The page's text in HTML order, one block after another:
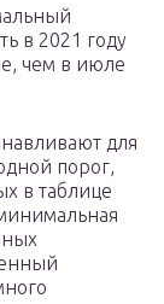
в 2021 году
чем в июле
для
порог,
в таблице